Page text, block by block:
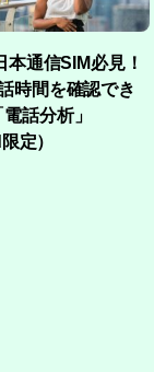
本通信SIM必見！
時間を確認でき
話分析」
定）